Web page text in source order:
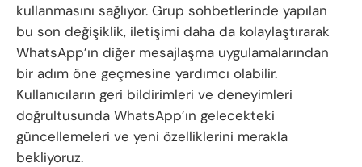
kullanmasını sağlıyor. Grup sohbetlerinde yapılan
bu son değişiklik, iletişimi daha da kolaylaştırarak
WhatsApp’ın diğer mesajlaşma uygulamalarından
bir adım öne geçmesine yardımcı olabilir.
Kullanıcıların geri bildirimleri ve deneyimleri
doğrultusunda WhatsApp’ın gelecekteki
güncellemeleri ve yeni özelliklerini merakla
bekliyoruz.